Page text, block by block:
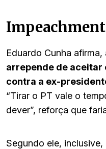
Impeachment
Eduardo Cunha afirma,
arrepende de aceitar
contra a ex-
“Tirar o PT vale o
dever”, reforça que
Segundo ele,